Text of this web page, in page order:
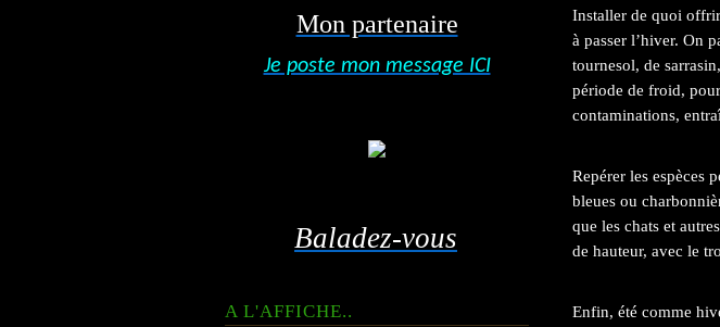
Mon partenaire
Je poste mon message ICI
Baladez-vous
A L'AFFICHE..
Installer de quoi
à passer l’hiver. On
tournesol, de
période de froid,
contaminations,
Repérer les espèces
bleues ou
que les chats et
de hauteur, avec le
Enfin, été comme